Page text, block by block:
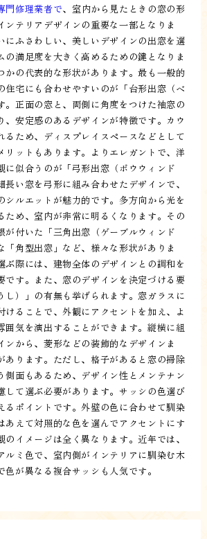
門修理業者で、室内から見たときの窓の形
ンテリアデザインの重要な一部となりま
にふさわしい、美しいデザインの出窓を選
の満足度を大きく高めるための鍵となりま
かの代表的な形状があります。最も一般的
住宅にも合わせやすいのが「台形出窓（ベ
。正面の窓と、両側に角度をつけた袖窓の
、安定感のあるデザインが特徴です。カウ
るため、ディスプレイスペースなどとして
リットもあります。よりエレガントで、洋
に似合うのが「弓形出窓（ボウウィンド
長い窓を弓形に組み合わせたデザインで、
シルエットが魅力的です。多方向から光を
ため、室内が非常に明るくなります。その
が付いた「三角出窓（ゲーブルウィンド
「角型出窓」など、様々な形状がありま
ぶ際には、建物全体のデザインとの調和を
です。また、窓のデザインを決定づける要
し）」の有無も挙げられます。窓ガラスに
けることで、外観にアクセントを加え、よ
囲気を演出することができます。縦横に組
ンから、菱形などの装飾的なデザインま
あります。ただし、格子があると窓の掃除
側面もあるため、デザイン性とメンテナン
して選ぶ必要があります。サッシの色選び
るポイントです。外壁の色に合わせて馴染
あえて対照的な色を選んでアクセントにす
のイメージは全く異なります。近年では、
ルミ色で、室内側がインテリアに馴染む木
色が異なる複合サッシも人気です。